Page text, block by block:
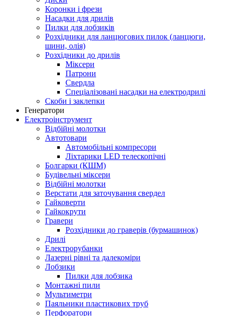
Коронки і фрези
Насадки для дрилів
Пилки для лобзиків
Розхідники для ланцюгових пилок (ланцюги,
шини, олія)
Розхідники до дрилів
Міксери
Патрони
Свердла
Спеціалізовані насадки на електродрилі
Скоби і заклепки
Генератори
Електроінструмент
Bідбійні молотки
Автотовари
Автомобільні компресори
Ліхтарики LED телескопічні
Болгарки (КШМ)
Будівельні міксери
Відбійні молотки
Верстати для заточування свердел
Гайковерти
Гайкокрути
Гравери
Розхідники до граверів (бурмашинок)
Дрилі
Електрорубанки
Лазерні рівні та далекоміри
Лобзики
Пилки для лобзика
Монтажні пили
Мультиметри
Паяльники пластикових труб
Перфоратори